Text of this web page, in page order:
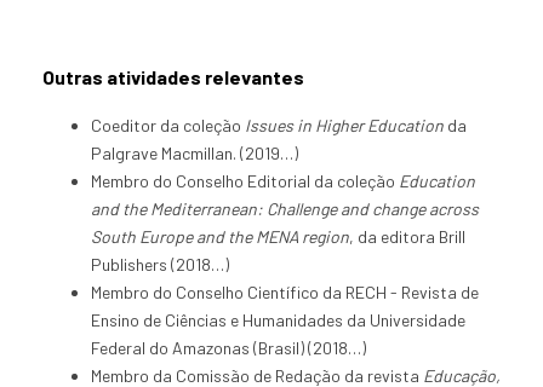
Outras atividades relevantes
Coeditor da coleção Issues in Higher Education da
Palgrave Macmillan. (2019…)
Membro do Conselho Editorial da coleção Education
and the Mediterranean: Challenge and change across
South Europe and the MENA region, da editora Brill
Publishers (2018…)
Membro do Conselho Científico da RECH - Revista de
Ensino de Ciências e Humanidades da Universidade
Federal do Amazonas (Brasil) (2018…)
Membro da Comissão de Redação da revista Educação,